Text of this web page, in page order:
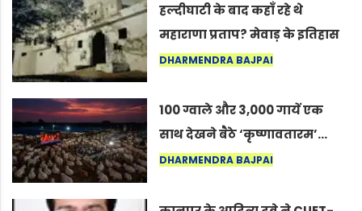
हल्दीघाटी के बाद कहाँ रहे थे
महाराणा प्रताप? मेवाड़ के इतिहास
का वह अनकहा अध्याय जो आज भी
DHARMENDRA BAJPAI
100 ग्वाले और 3,000 गायें एक
साथ देखने बैठे ‘कृष्णावतारम’…
नागपुर में दिखा ऐसा नज़ारा कि
कर सकते हैं”
DHARMENDRA BAJPAI